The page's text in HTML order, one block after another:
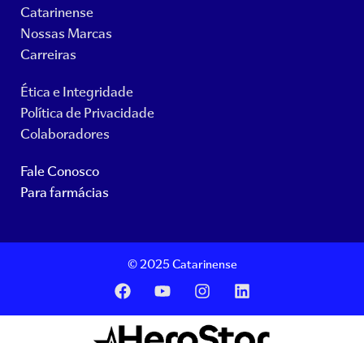
Catarinense
Nossas Marcas
Carreiras
Ética e Integridade
Política de Privacidade
Colaboradores
Fale Conosco
Para farmácias
© 2025 Catarinense
F
a
c
e
Y
o
u
t
I
n
s
t
L
i
n
k